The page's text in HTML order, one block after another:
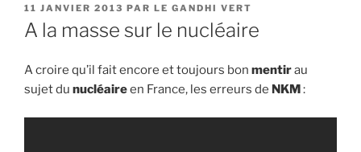
PUBLIÉ
LE
11 JANVIER 2013 PAR LE GANDHI VERT
A la masse sur le nucléaire
A croire qu’il fait encore et toujours bon mentirau
sujet du nucléaireen France, les erreurs de NKM: